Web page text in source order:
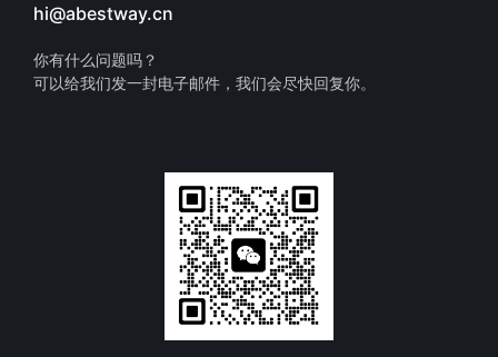
hi@abestway.cn
你有什么问题吗？
可以给我们发一封电子邮件，我们会尽快回复你。